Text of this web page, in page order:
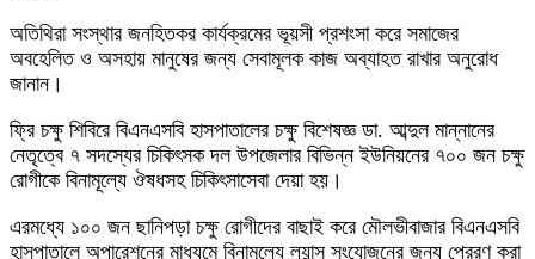
অতিথিরা সংস্থার জনহিতকর কার্যক্রমের ভূয়সী প্রশংসা করে সমাজের
অবহেলিত ও অসহায় মানুষের জন্য সেবামূলক কাজ অব্যাহত রাখার অনুরোধ
জানান।
ফ্রি চক্ষু শিবিরে বিএনএসবি হাসপাতালের চক্ষু বিশেষজ্ঞ ডা. আব্দুল মান্নানের
নেতৃত্বে ৭ সদস্যের চিকিৎসক দল উপজেলার বিভিন্ন ইউনিয়নের ৭০০ জন চক্ষু
রোগীকে বিনামূল্যে ঔষধসহ চিকিৎসাসেবা দেয়া হয়।
এরমধ্যে ১০০ জন ছানিপড়া চক্ষু রোগীদের বাছাই করে মৌলভীবাজার বিএনএসবি
হাসপাতালে অপারেশনের মাধ্যমে বিনামূল্যে ল্যান্স সংযোজনের জন্য প্রেরণ করা